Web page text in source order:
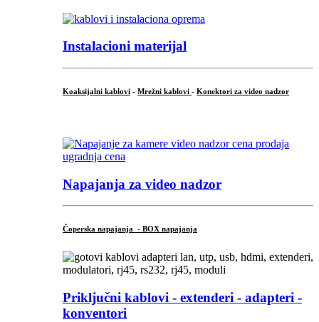
Instalacioni materijal
Koaksijalni kablovi - Mrežni kablovi - Konektori za video nadzor
Napajanja za video nadzor
Čoperska napajanja - BOX napajanja
Priključni kablovi - extenderi - adapteri -
konventori